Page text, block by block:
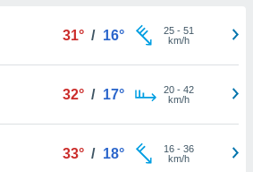
31° / 16° 25- 51
km/h
32° / 17° 20- 42
km/h
33° / 18° 16- 36
km/h